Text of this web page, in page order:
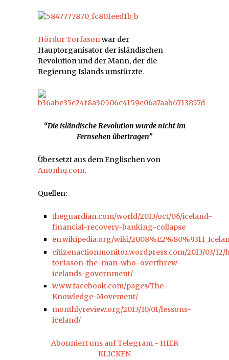
Hördur Torfasonwar der
Hauptorganisator der isländischen
Revolution und der Mann, der die
Regierung Islands umstürzte.
“Die isländische Revolution wurde nicht im
Fernsehen übertragen”
Übersetzt aus dem Englischen von
Anonhq.com.
Quellen:
theguardian.com/world/2013/oct/06/iceland-
financial-recovery-banking-collapse
en.wikipedia.org/wiki/
citizenactionmonitor.wordpress.com/2013/03/
torfason-the-man-who-overthrew-
icelands-government/
www.facebook.com/pages/The-
Knowledge-Movement/
monthlyreview.org/2013/10/01/lessons-
iceland/
Abonniert uns auf Telegram - HIER
KLICKEN